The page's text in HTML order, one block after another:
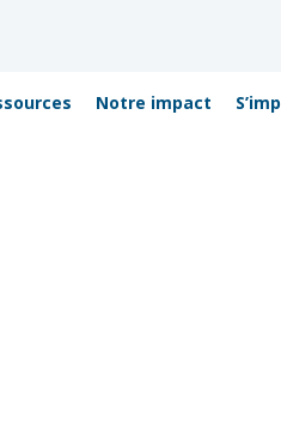
Notre impact